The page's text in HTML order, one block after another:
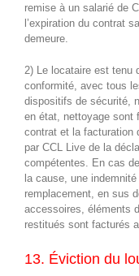
remise à un salarié de
l’expiration du contrat
demeure.
2) Le locataire est tenu
conformité, avec tous
dispositifs de sécurité,
en état, nettoyage sont
contrat et la facturation
par CCL Live de la
compétentes. En cas
la cause, une
remplacement, en sus
accessoires, éléments
restitués sont facturés
13. Éviction du